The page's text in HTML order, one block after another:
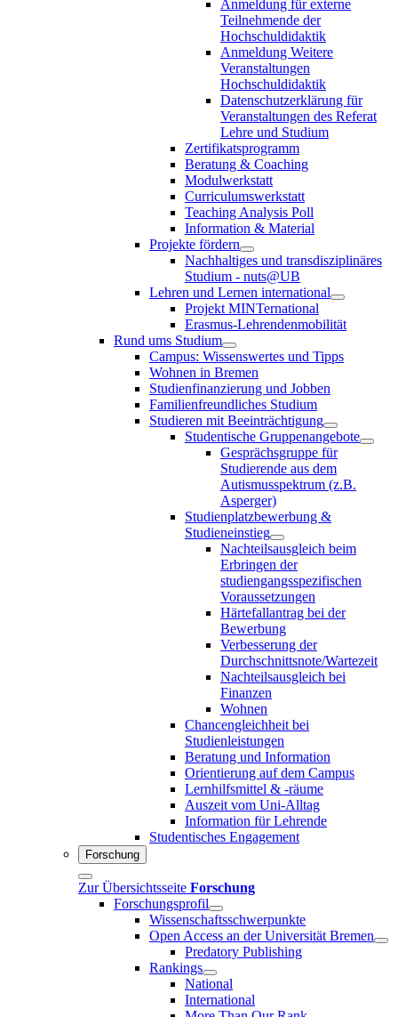
Anmeldung für externe
Teilnehmende der
Hochschuldidaktik
Anmeldung Weitere
Veranstaltungen
Hochschuldidaktik
Datenschutzerklärung für
Veranstaltungen des Referat
Lehre und Studium
Zertifikatsprogramm
Beratung & Coaching
Modulwerkstatt
Curriculumswerkstatt
Teaching Analysis Poll
Information & Material
Projekte fördern
Nachhaltiges und transdisziplinäres
Studium - nuts@UB
Lehren und Lernen international
Projekt MINTernational
Erasmus-Lehrendenmobilität
Rund ums Studium
Campus: Wissenswertes und Tipps
Wohnen in Bremen
Studienfinanzierung und Jobben
Familienfreundliches Studium
Studieren mit Beeinträchtigung
Studentische Gruppenangebote
Gesprächsgruppe für
Studierende aus dem
Autismusspektrum (z.B.
Asperger)
Studienplatzbewerbung &
Studieneinstieg
Nachteilsausgleich beim
Erbringen der
studiengangsspezifischen
Voraussetzungen
Härtefallantrag bei der
Bewerbung
Verbesserung der
Durchschnittsnote/Wartezeit
Nachteilsausgleich bei
Finanzen
Wohnen
Chancengleichheit bei
Studienleistungen
Beratung und Information
Orientierung auf dem Campus
Lernhilfsmittel & -räume
Auszeit vom Uni-Alltag
Information für Lehrende
Studentisches Engagement
Forschung
Zur Übersichtsseite Forschung
Forschungsprofil
Wissenschaftsschwerpunkte
Open Access an der Universität Bremen
Predatory Publishing
Rankings
National
International